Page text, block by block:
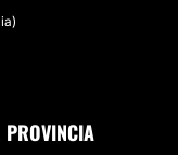
PROVINCIA